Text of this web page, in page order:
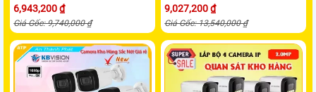
6,943,200 ₫
Giá Gốc: 9,740,000 ₫
9,027,200 ₫
Giá Gốc: 13,540,000 ₫